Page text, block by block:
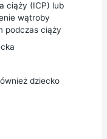
ciąży (ICP) lub
wątroby
podczas ciąży
dziecko